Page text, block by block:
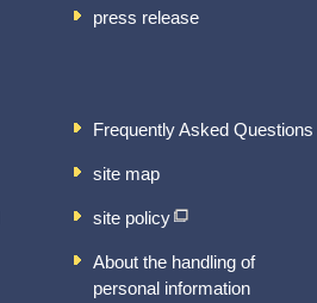
press release
Frequently Asked Questions
site map
site policy
About the handling of
personal information